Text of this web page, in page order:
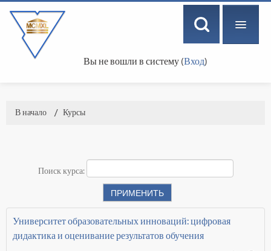
Вы не вошли в систему (Вход)
В начало → Курсы
Поиск курса:
Университет образовательных инноваций: цифровая
дидактика и оценивание результатов обучения